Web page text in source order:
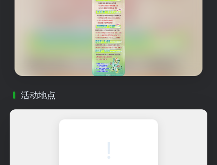
活动地点
!